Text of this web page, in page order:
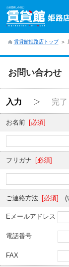
賃貸館姫路店トップ
お問い合わせ
入力 完了
お名前 [必須]
フリガナ [必須]
ご連絡方法 [必須] (
Eメールアドレス
電話番号
FAX